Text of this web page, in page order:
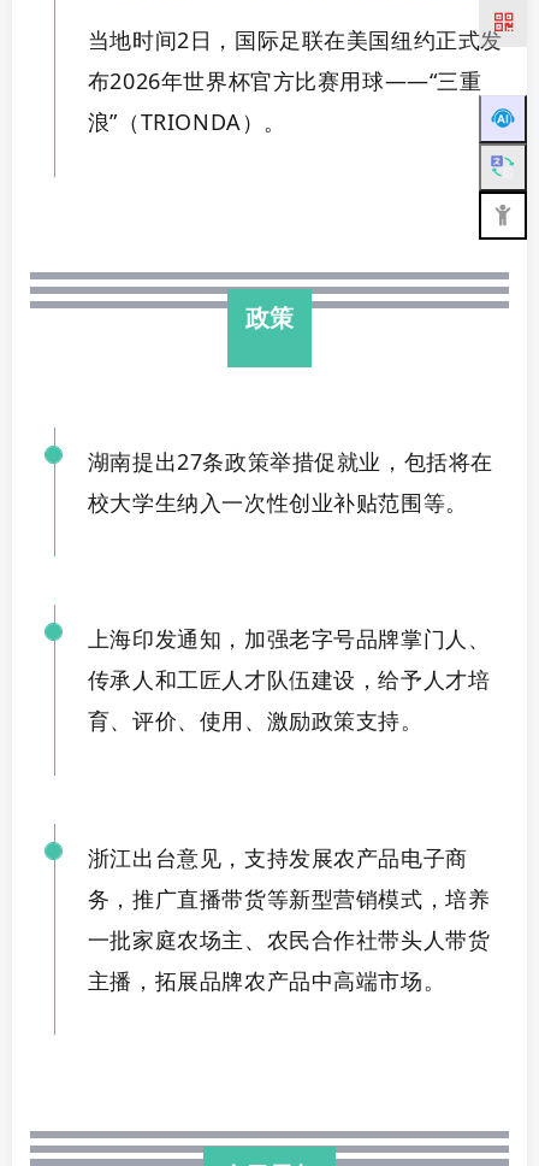
当地时间2日，国际足联在美国纽约正式发
布2026年世界杯官方比赛用球——“三重
浪”（TRIONDA）。
政策
湖南提出27条政策举措促就业，包括将在
校大学生纳入一次性创业补贴范围等。
上海印发通知，加强老字号品牌掌门人、
传承人和工匠人才队伍建设，给予人才培
育、评价、 使用、激励政策支持。
浙江出台意见，支持发展农产品电子商
务，推广直播带货等新型营销模式，培养
一批家庭农场主、农民合作社带头人带货
主播，拓展品牌农产品中高端市场。